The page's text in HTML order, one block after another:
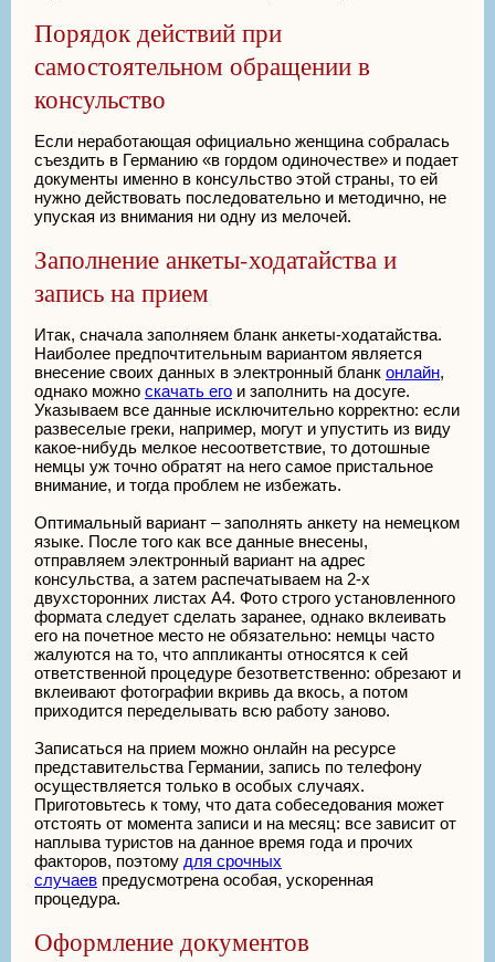
Порядок действий при
самостоятельном обращении в
консульство
Если неработающая официально женщина собралась
съездить в Германию «в гордом одиночестве» и подает
документы именно в консульство этой страны, то ей
нужно действовать последовательно и методично, не
упуская из внимания ни одну из мелочей.
Заполнение анкеты-ходатайства и
запись на прием
Итак, сначала заполняем бланк анкеты-ходатайства.
Наиболее предпочтительным вариантом является
внесение своих данных в электронный бланк онлайн,
однако можно скачать его и заполнить на досуге.
Указываем все данные исключительно корректно: если
развеселые греки, например, могут и упустить из виду
какое-нибудь мелкое несоответствие, то дотошные
немцы уж точно обратят на него самое пристальное
внимание, и тогда проблем не избежать.
Оптимальный вариант – заполнять анкету на немецком
языке. После того как все данные внесены,
отправляем электронный вариант на адрес
консульства, а затем распечатываем на 2-х
двухсторонних листах А4. Фото строго установленного
формата следует сделать заранее, однако вклеивать
его на почетное место не обязательно: немцы часто
жалуются на то, что аппликанты относятся к сей
ответственной процедуре безответственно: обрезают и
вклеивают фотографии вкривь да вкось, а потом
приходится переделывать всю работу заново.
Записаться на прием можно онлайн на ресурсе
представительства Германии, запись по телефону
осуществляется только в особых случаях.
Приготовьтесь к тому, что дата собеседования может
отстоять от момента записи и на месяц: все зависит от
наплыва туристов на данное время года и прочих
факторов, поэтому для срочных
случаев предусмотрена особая, ускоренная
процедура.
Оформление документов